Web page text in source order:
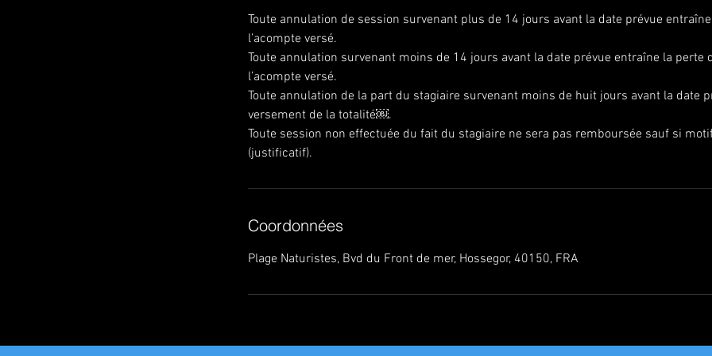
Toute annulation de session survenant plus de 14 jours avant la date prévue
l’acompte versé.
Toute annulation survenant moins de 14 jours avant la date prévue entraîne la perte
l’acompte versé.
Toute annulation de la part du stagiaire survenant moins de huit jours avant la date
versement de la totalité￼.
Toute session non effectuée du fait du stagiaire ne sera pas remboursée sauf si
(justificatif).
Coordonnées
Plage Naturistes, Bvd du Front de mer, Hossegor, 40150, FRA